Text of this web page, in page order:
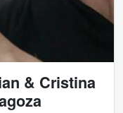
& Cristina